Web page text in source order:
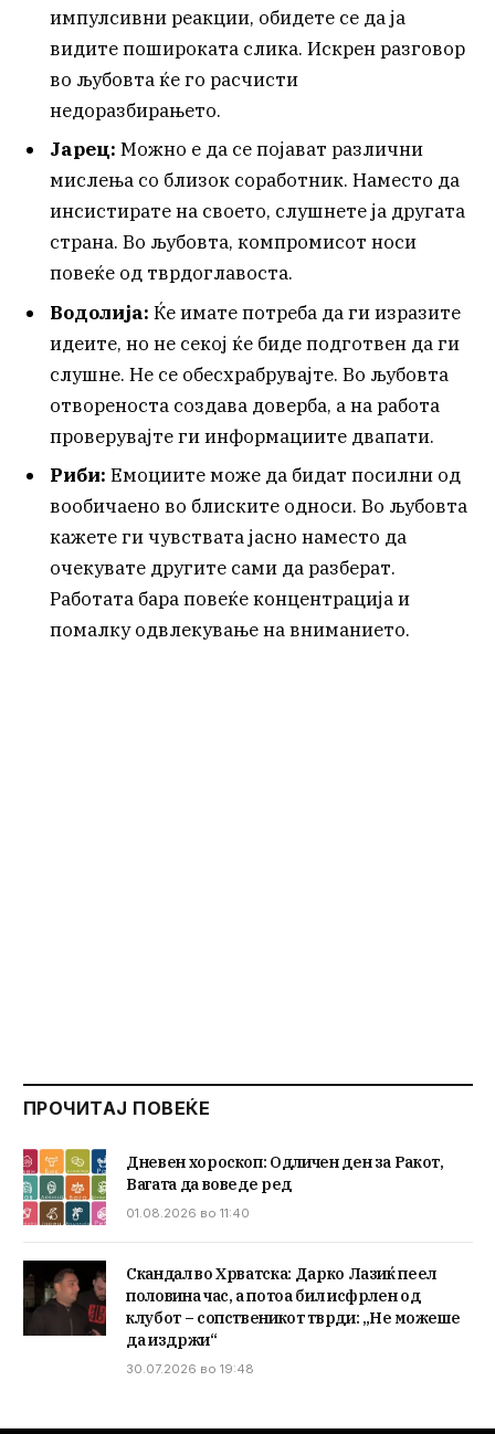
импулсивни реакции, обидете се да ја
видите пошироката слика. Искрен разговор
во љубовта ќе го расчисти
недоразбирањето.
Јарец: Можно е да се појават различни
мислења со близок соработник. Наместо да
инсистирате на своето, слушнете ја другата
страна. Во љубовта, компромисот носи
повеќе од тврдоглавоста.
Водолија: Ќе имате потреба да ги изразите
идеите, но не секој ќе биде подготвен да ги
слушне. Не се обесхрабрувајте. Во љубовта
отвореноста создава доверба, а на работа
проверувајте ги информациите двапати.
Риби: Емоциите може да бидат посилни од
вообичаено во блиските односи. Во љубовта
кажете ги чувствата јасно наместо да
очекувате другите сами да разберат.
Работата бара повеќе концентрација и
помалку одвлекување на вниманието.
ПРОЧИТАЈ ПОВЕЌЕ
Дневен хороскоп: Одличен ден за Ракот,
Вагата да воведе ред
01.08.2026 во 11:40
Скандал во Хрватска: Дарко Лазиќ пеел
половина час, а потоа бил исфрлен од
клубот – сопственикот тврди: „Не можеше
да издржи“
30.07.2026 во 19:48